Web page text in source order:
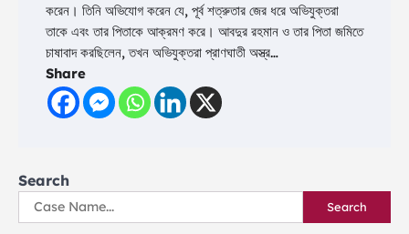
করেন। তিনি অভিযোগ করেন যে, পূর্ব শত্রুতার জের ধরে অভিযুক্তরা
তাকে এবং তার পিতাকে আক্রমণ করে। আবদুর রহমান ও তার পিতা জমিতে
চাষাবাদ করছিলেন, তখন অভিযুক্তরা প্রাণঘাতী অস্ত্র…
Share
Search
Search